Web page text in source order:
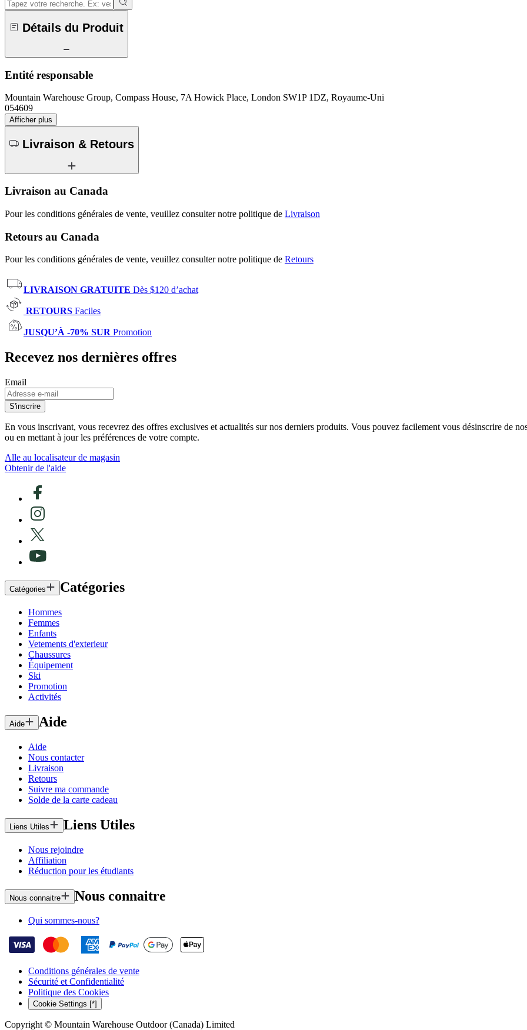
Détails du Produit
Entité responsable
Mountain Warehouse Group, Compass House, 7A Howick Place, London SW1P 1DZ, Royaume-Uni
054609
Afficher plus
Livraison & Retours
Livraison au Canada
Pour les conditions générales de vente, veuillez consulter notre politique de Livraison
Retours au Canada
Pour les conditions générales de vente, veuillez consulter notre politique de Retours
LIVRAISON GRATUITE Dès $120 d’achat
RETOURS Faciles
JUSQU’À -70% SUR Promotion
Recevez nos dernières offres
Email
S'inscrire
En vous inscrivant, vous recevrez des offres exclusives et actualités sur nos derniers produits. Vous pouvez facilement vous désinscrire de
ou en mettant à jour les préférences de votre compte.
Alle au localisateur de magasin
Obtenir de l'aide
Catégories Catégories
Hommes
Femmes
Enfants
Vetements d'exterieur
Chaussures
Équipement
Ski
Promotion
Activités
Aide Aide
Aide
Nous contacter
Livraison
Retours
Suivre ma commande
Solde de la carte cadeau
Liens Utiles Liens Utiles
Nous rejoindre
Affiliation
Réduction pour les étudiants
Nous connaitre Nous connaitre
Qui sommes-nous?
Conditions générales de vente
Sécurité et Confidentialité
Politique des Cookies
Cookie Settings [*]
Copyright © Mountain Warehouse Outdoor (Canada) Limited